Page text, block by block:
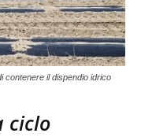
contenere il dispendio idrico
ciclo